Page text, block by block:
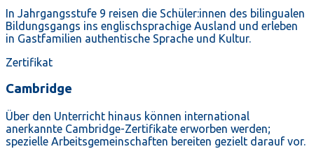
In Jahrgangsstufe 9 reisen die Schüler:innen des bilingualen
Bildungsgangs ins englischsprachige Ausland und erleben
in Gastfamilien authentische Sprache und Kultur.
Zertifikat
Cambridge
Über den Unterricht hinaus können international
anerkannte Cambridge-Zertifikate erworben werden;
spezielle Arbeitsgemeinschaften bereiten gezielt darauf vor.